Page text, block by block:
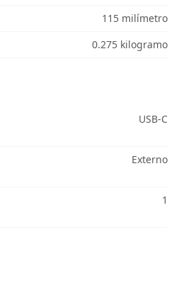
115 milímetro
0.275 kilogramo
USB-C
Externo
1